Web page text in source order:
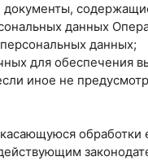
данных
данных;
для
иное не
обработки